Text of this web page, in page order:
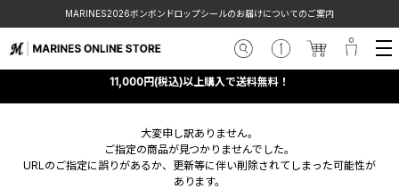
MARINES2026ボンボンドロップシールのお届けについてのご案内
11,000円(税込)以上購入で送料無料！
大変申し訳ありません。
ご指定の商品が見つかりませんでした。
URLのご指定に誤りがあるか、更新等に伴い削除されてしまった可能性が
あります。